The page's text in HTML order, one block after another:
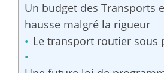
Un budget des Transports
hausse malgré la rigueur
Le transport routier sous